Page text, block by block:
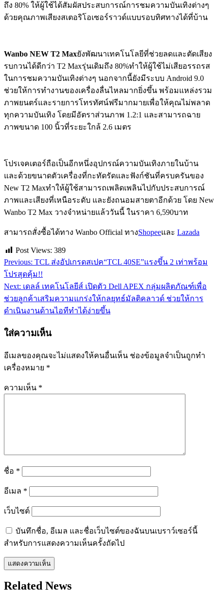
ถึง 80% ให้ผู้ใช้ได้สัมผัสประสบการณ์การชมความบันเทิงต่างๆ
ด้วยคุณภาพเสียงสเตอริโอเซอร์ราวด์แบบรอบทิศทางได้ที่บ้าน
Wanbo NEW T2 Maxยังพัฒนาเทคโนโลยีที่ช่วยลดและตัดเสียง
รบกวนได้ดีกว่า T2 Maxรุ่นเดิมถึง 80%ทำให้ผู้ใช้ไม่เสียอรรถรส
ในการชมความบันเทิงต่างๆ นอกจากนี้ยังมีระบบ Android 9.0
ช่วยให้การทำงานของเครื่องลื่นไหลมากยิ่งขึ้น พร้อมแหล่งรวม
ภาพยนตร์และรายการโทรทัศน์ฟรีมากมายเพื่อให้คุณไม่พลาด
ทุกความบันเทิง โดยมีอัตราส่วนภาพ 1.2:1 และสามารถฉาย
ภาพขนาด 100 นิ้วที่ระยะใกล้ 2.6 เมตร
โปรเจคเตอร์ถือเป็นอีกหนึ่งอุปกรณ์ความบันเทิงภายในบ้าน
และด้วยขนาดตัวเครื่องที่กะทัดรัดและฟังก์ชันที่ครบครันของ
New T2 Maxทำให้ผู้ใช้สามารถเพลิดเพลินไปกับประสบการณ์
ภาพและเสียงที่เหนือระดับ และยังถนอมสายตาอีกด้วย โดย New
Wanbo T2 Max วางจำหน่ายแล้ววันนี้ ในราคา 6,590บาท
สามารถสั่งซื้อได้ทาง Wanbo Official ทางShopeeและ Lazada
Post Views: 389
แนะแนว
เรื่อง
Previous: TCL ส่งอัปเกรดสเปค“TCL 40SE”แรงขึ้น 2 เท่าพร้อม
โปรสุดคุ้ม!!
Next: เดลล์ เทคโนโลยีส์ เปิดตัว Dell APEX กลุ่มผลิตภัณฑ์เพื่อ
ช่วยลูกค้าเสริมความแกร่งให้กลยุทธ์มัลติคลาวด์ ช่วยให้การ
ดำเนินงานด้านไอทีทำได้ง่ายขึ้น
ใส่ความเห็น
อีเมลของคุณจะไม่แสดงให้คนอื่นเห็น ช่องข้อมูลจำเป็นถูกทำ
เครื่องหมาย *
ความเห็น *
ชื่อ *
อีเมล *
เว็บไซต์
บันทึกชื่อ, อีเมล และชื่อเว็บไซต์ของฉันบนเบราว์เซอร์นี้
สำหรับการแสดงความเห็นครั้งถัดไป
Related News